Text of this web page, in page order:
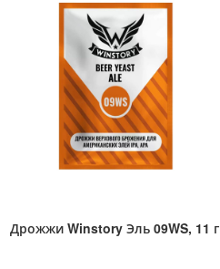
Дрожжи Winstory Эль 09WS, 11 г